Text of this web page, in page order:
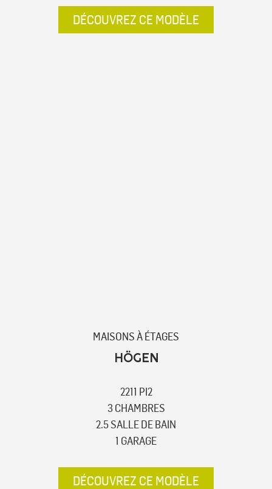
DÉCOUVREZ CE MODÈLE
MAISONS À ÉTAGES
HÖGEN
2211 PI2
3 CHAMBRES
2.5 SALLE DE BAIN
1 GARAGE
DÉCOUVREZ CE MODÈLE